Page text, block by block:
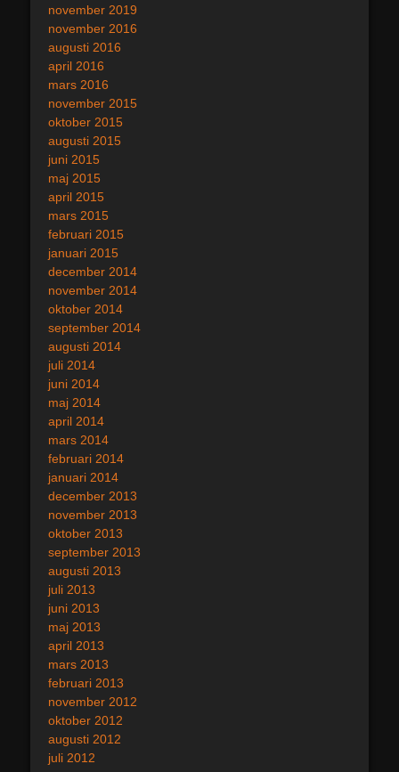
november 2019
november 2016
augusti 2016
april 2016
mars 2016
november 2015
oktober 2015
augusti 2015
juni 2015
maj 2015
april 2015
mars 2015
februari 2015
januari 2015
december 2014
november 2014
oktober 2014
september 2014
augusti 2014
juli 2014
juni 2014
maj 2014
april 2014
mars 2014
februari 2014
januari 2014
december 2013
november 2013
oktober 2013
september 2013
augusti 2013
juli 2013
juni 2013
maj 2013
april 2013
mars 2013
februari 2013
november 2012
oktober 2012
augusti 2012
juli 2012